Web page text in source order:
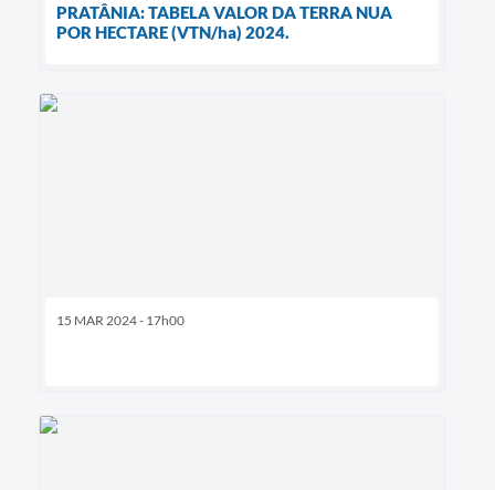
PRATÂNIA: TABELA VALOR DA TERRA NUA
POR HECTARE (VTN/ha) 2024.
15 MAR 2024 - 17h00